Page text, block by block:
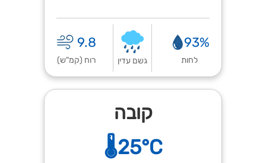
93%
לחות גשם עדין
9.8
רוח (קמ"ש)
קובה
🌡️25°C